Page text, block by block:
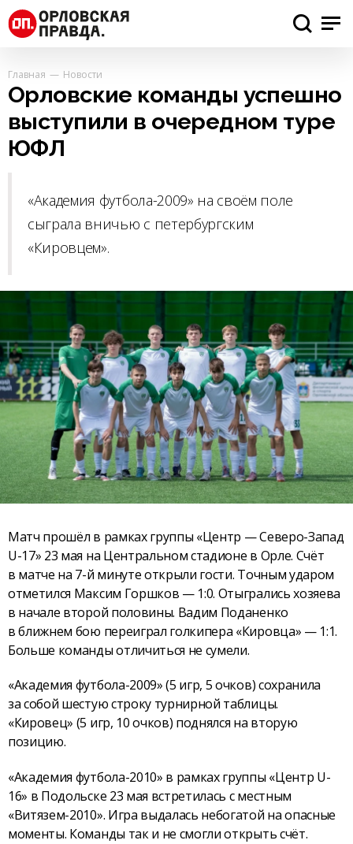
Главная Новости
Орловские команды успешно
выступили в очередном туре
ЮФЛ
«Академия футбола-2009» на своём поле
сыграла вничью с петербургским
«Кировцем».
Матч прошёл в рамках группы «Центр — Северо-Запад
U-17» 23 мая на Центральном стадионе в Орле. Счёт
в матче на 7-й минуте открыли гости. Точным ударом
отметился Максим Горшков — 1:0. Отыгрались хозяева
в начале второй половины. Вадим Поданенко
в ближнем бою переиграл голкипера «Кировца» — 1:1.
Больше команды отличиться не сумели.
«Академия футбола-2009» (5 игр, 5 очков) сохранила
за собой шестую строку турнирной таблицы.
«Кировец» (5 игр, 10 очков) поднялся на вторую
позицию.
«Академия футбола-2010» в рамках группы «Центр U-
16» в Подольске 23 мая встретилась с местным
«Витязем-2010». Игра выдалась небогатой на опасные
моменты. Команды так и не смогли открыть счёт.